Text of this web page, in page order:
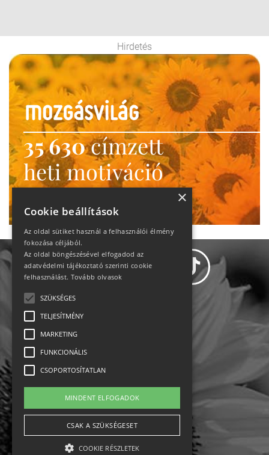
Hirdetés
35 630címzett
heti motiváció
Ne maradj le!
Impresszum-kapcsolat
Jogi nyilatkozat
Rólunk
English
×
Cookie beállítások
Az oldal sütiket használ a felhasználói élmény
fokozása céljából.
Az oldal böngészésével elfogadod az
adatvédelmi tájékoztató szerinti cookie
felhasználást. Tovább olvasok
SZÜKSÉGES
TELJESÍTMÉNY
MARKETING
FUNKCIONÁLIS
CSOPORTOSÍTATLAN
MINDENT ELFOGADOK
CSAK A SZÜKSÉGESET
COOKIE RÉSZLETEK